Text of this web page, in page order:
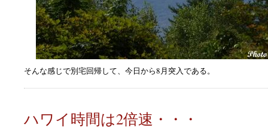
そんな感じで別宅回帰して、今日から8月突入である。
ハワイ時間は2倍速・・・